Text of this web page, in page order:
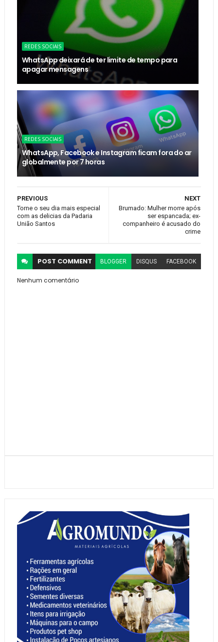
REDES SOCIAIS
WhatsApp deixará de ter limite de tempo para
apagar mensagens
REDES SOCIAIS
WhatsApp, Facebook e Instagram ficam fora do ar
globalmente por 7 horas
NEXT
Brumado: Mulher morre após
ser espancada; ex-
companheiro é acusado do
crime
PREVIOUS
Torne o seu dia mais especial
com as delicias da Padaria
União Santos
POST COMMENT BLOGGER DISQUS FACEBOOK
Nenhum comentário